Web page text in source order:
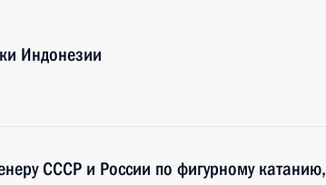
Индонезии
СССР и России по фигурному катанию,